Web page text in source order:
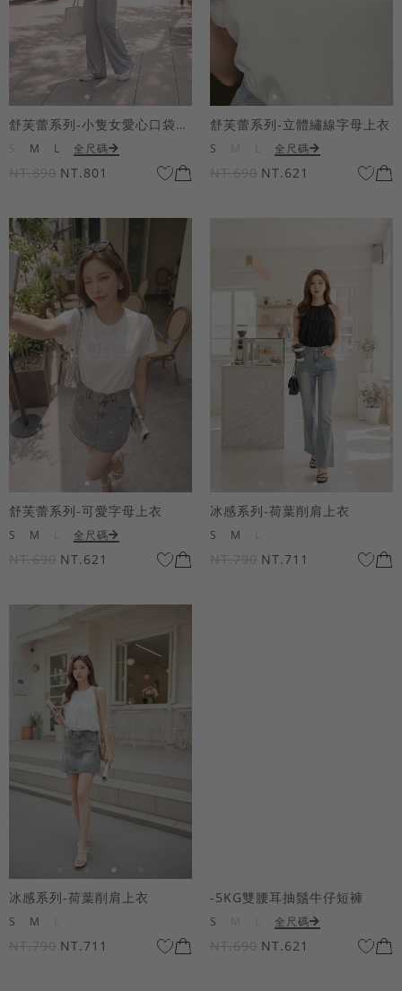
舒芙蕾系列-小隻女愛心口袋寬褲
M L 全尺碼
NT.890 NT.801
舒芙蕾系列-立體繡線字母上衣
S 全尺碼
NT.690 NT.621
舒芙蕾系列-可愛字母上衣
S M 全尺碼
NT.690 NT.621
冰感系列-荷葉削肩上衣
S M
NT.790 NT.711
冰感系列-荷葉削肩上衣
S M
NT.790 NT.711
-5KG雙腰耳抽鬚牛仔短褲
S 全尺碼
NT.690 NT.621